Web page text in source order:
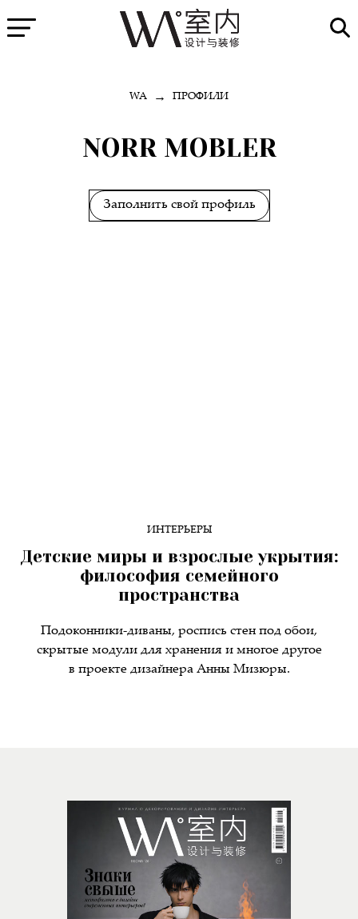
WA → ПРОФИЛИ
NORR MOBLER
Заполнить свой профиль
ИНТЕРЬЕРЫ
Детские миры и взрослые укрытия:
философия семейного
пространства
Подоконники-диваны, роспись стен под обои,
скрытые модули для хранения и многое другое
в проекте дизайнера Анны Мизюры.